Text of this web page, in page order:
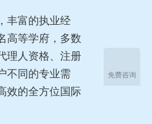
丰富的执业经
高等学府，多数
理人资格、注册
不同的专业需
效的全方位国际
免费咨询